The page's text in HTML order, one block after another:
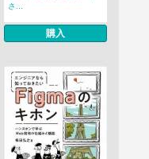
さ...
購入